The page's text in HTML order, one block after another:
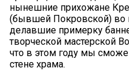
нынешние прихожане
(бывшей Покровской) во
делавшие примерку
творческой мастерской
что в этом году мы
стене храма.